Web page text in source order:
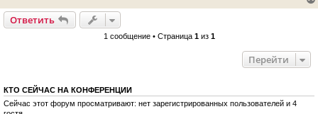
е
Ответить
1 сообщение • Страница 1из 1
Перейти
КТО СЕЙЧАС НА КОНФЕРЕНЦИИ
Сейчас этот форум просматривают: нет зарегистрированных пользователей и 4